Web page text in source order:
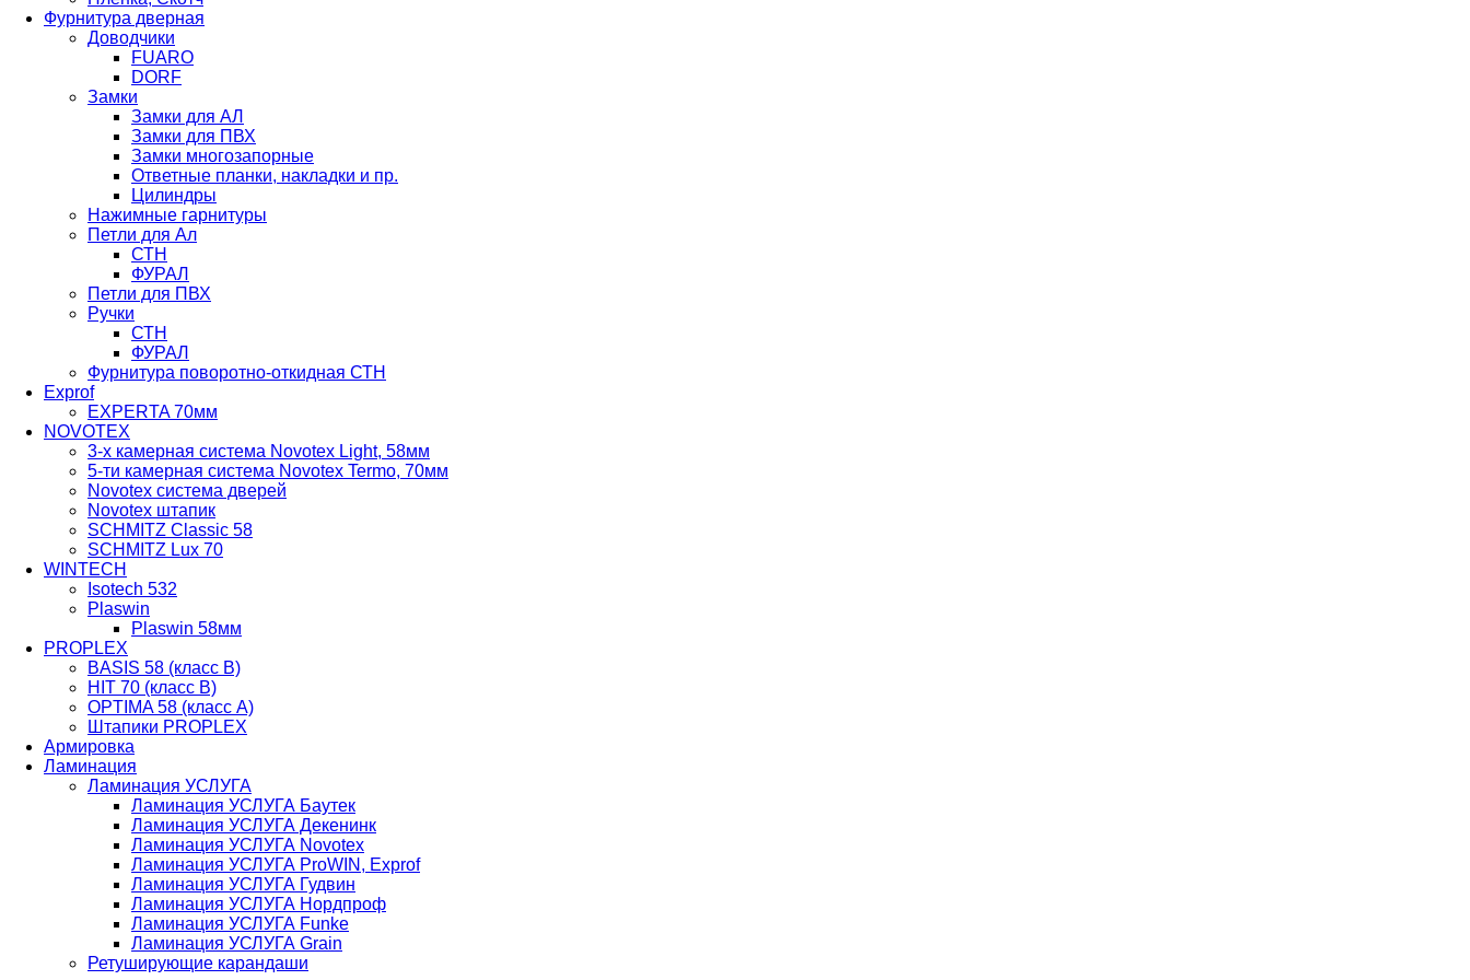
Фурнитура дверная
Доводчики
FUARO
DORF
Замки
Замки для АЛ
Замки для ПВХ
Замки многозапорные
Ответные планки, накладки и пр.
Цилиндры
Нажимные гарнитуры
Петли для Ал
СТН
ФУРАЛ
Петли для ПВХ
Ручки
СТН
ФУРАЛ
Фурнитура поворотно-откидная СТН
Exprof
EXPERTA 70мм
NOVOTEX
3-х камерная система Novotex Light, 58мм
5-ти камерная система Novotex Termo, 70мм
Novotex система дверей
Novotex штапик
SCHMITZ Classic 58
SCHMITZ Lux 70
WINTECH
Isotech 532
Plaswin
Plaswin 58мм
PROPLEX
BASIS 58 (класс В)
HIT 70 (класс В)
OPTIMA 58 (класс А)
Штапики PROPLEX
Армировка
Ламинация
Ламинация УСЛУГА
Ламинация УСЛУГА Баутек
Ламинация УСЛУГА Декенинк
Ламинация УСЛУГА Novotex
Ламинация УСЛУГА ProWIN, Exprof
Ламинация УСЛУГА Гудвин
Ламинация УСЛУГА Нордпроф
Ламинация УСЛУГА Funke
Ламинация УСЛУГА Grain
Ретуширующие карандаши